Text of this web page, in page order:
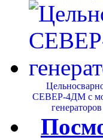
СЕВЕР-4ДМ с